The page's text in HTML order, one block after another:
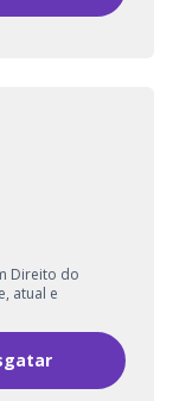
Direito do
atual e